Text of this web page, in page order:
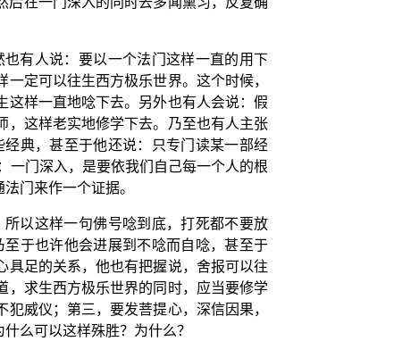
有人说：要以一个法门这样一直的用下
定可以往生西方极乐世界。这个时候，
这样一直地唸下去。另外也有人会说：假
，这样老实地修学下去。乃至也有人主张
典，甚至于他还说：只专门读某一部经
一门深入，是要依我们自己每一个人的根
门来作一个证据。
以这样一句佛号唸到底，打死都不要放
于也许他会进展到不唸而自唸，甚至于
具足的关系，他也有把握说，舍报可以往
，求生西方极乐世界的同时，应当要修学
威仪；第三，要发菩提心，深信因果，
么可以这样殊胜？为什么？